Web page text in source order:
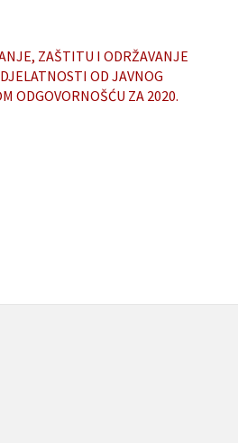
ZAŠTITU I ODRŽAVANJE
OD JAVNOG
ODGOVORNOŠĆU ZA 2020.